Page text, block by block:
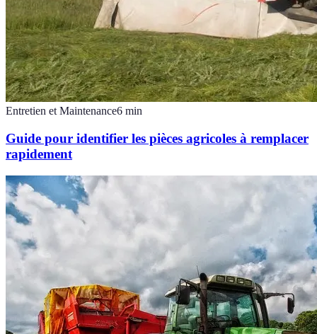
Entretien et Maintenance6 min
Guide pour identifier les pièces agricoles à remplacer
rapidement